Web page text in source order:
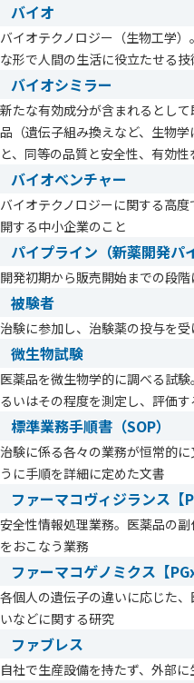
バイオ
バイオテクノロジー（生物工学
な形で人間の生活に役立たせる技
バイオシミラー
新たな有効成分が含まれるとし
品（遺伝子組み換えなど、生物学
と、同等の品質と安全性、有効
バイオベンチャー
バイオテクノロジーに関する高
開する中小企業のこと
パイプライン（新薬開発パ
開発初期から販売開始までの段
被験者
治験に参加し、治験薬の投与を
微生物試験
医薬品を微生物学的に調べる試
るいはその程度を測定し、評価す
標準業務手順書（SOP）
治験に係る各々の業務が恒常的
うに手順を詳細に定めた文書
ファーマコヴィジランス
安全性情報処理業務。医薬品の
をおこなう業務
ファーマコゲノミクス【PGx
各個人の遺伝子の違いに応じた
いなどに関する研究
ファブレス
自社で生産設備を持たず、外部